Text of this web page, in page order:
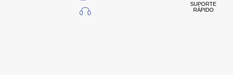
SUPORTE
RÁPIDO